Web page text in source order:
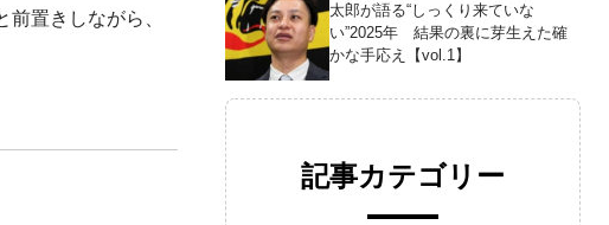
置きしながら、
太郎が語る“しっくり来ていな
い”2025年 結果の裏に芽生えた確
かな手応え【vol.1】
記事カテゴリー